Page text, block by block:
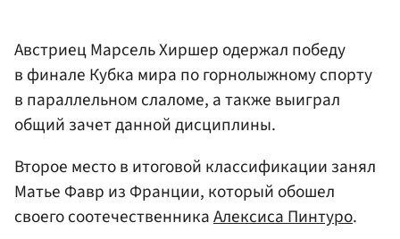
Австриец Марсель Хиршер одержал победу
в финале Кубка мира по горнолыжному спорту
в параллельном слаломе, а также выиграл
общий зачет данной дисциплины.
Второе место в итоговой классификации занял
Матье Фавр из Франции, который обошел
своего соотечественникаАлексиса Пинтуро.